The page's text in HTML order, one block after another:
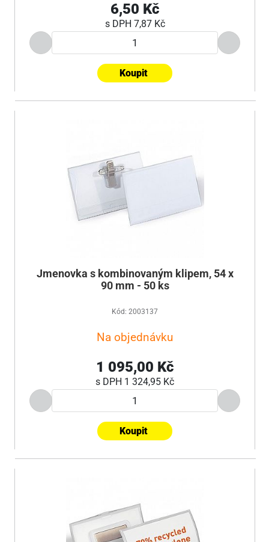
6,50 Kč
s DPH 7,87 Kč
Koupit
Jmenovka s kombinovaným klipem, 54 x
90 mm - 50 ks
Kód: 2003137
Na objednávku
1 095,00 Kč
s DPH 1 324,95 Kč
Koupit